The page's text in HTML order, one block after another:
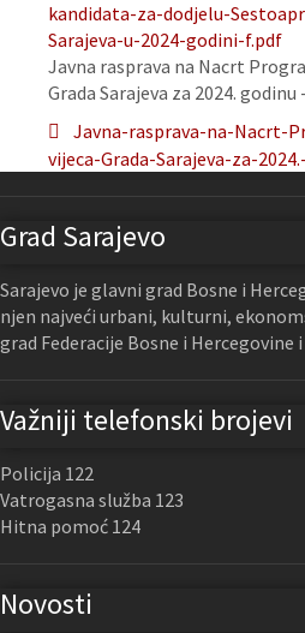
kandidata-za-dodjelu-
Sarajeva-u-2024-godini-f.pdf
Javna rasprava na Nacrt
Grada Sarajeva za 2024. godinu
Javna-rasprava-na-Nacrt-
vijeca-Grada-Sarajeva-za-
Grad Sarajevo
Sarajevo je glavni grad Bosne i
njen najveći urbani, kulturni,
grad Federacije Bosne i Hercegovine
Važniji telefonski brojevi
Policija 122
Vatrogasna služba 123
Hitna pomoć 124
Novosti